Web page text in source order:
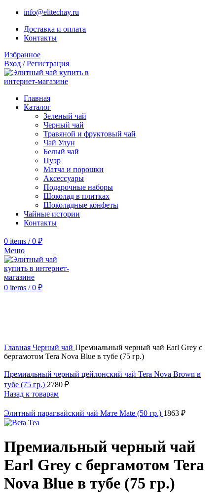
info@elitechay.ru
Доставка и оплата
Контакты
Избранное
Вход / Регистрация
Главная
Каталог
Зеленый чай
Черный чай
Травяной и фруктовый чай
Чай Улун
Белый чай
Пуэр
Матча и порошки
Аксессуары
Подарочные наборы
Шоколад в плитках
Шоколадные конфеты
Чайные истории
Контакты
0 items / 0 ₽
Меню
0 items / 0 ₽
Главная Черный чай Премиальный черный чай Earl Grey с
бергамотом Tera Nova Blue в тубе (75 гр.)
Премиальный черный цейлонский чай Tera Nova Brown в
тубе (75 гр.) 2780 ₽
Назад к товарам
Элитный парагвайский чай Мате Mate (50 гр.) 1863 ₽
Премиальный черный чай
Earl Grey с бергамотом Tera
Nova Blue в тубе (75 гр.)